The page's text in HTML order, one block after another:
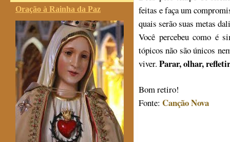
Oração à Rainha da Paz
feitas e faça um
quais serão suas metas
Você percebeu como é
tópicos não são únicos
viver. Parar, olhar,
Bom retiro!
Fonte: Canção Nova